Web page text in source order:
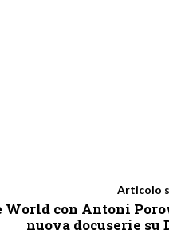
Articolo
World con Antoni
nuova docuserie su